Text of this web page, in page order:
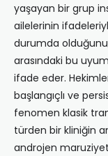
yaşayan bir grup
ailelerinin
durumda
arasındaki bu
ifade eder.
başlangıçlı ve
fenomen klasik
türden bir kliniğin
androjen